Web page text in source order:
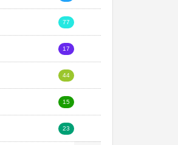
77
17
44
15
23